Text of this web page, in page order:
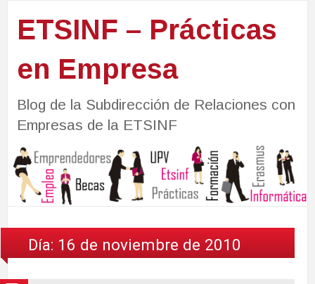
ETSINF – Prácticas
en Empresa
Blog de la Subdirección de Relaciones con
Empresas de la ETSINF
Día: 16 de noviembre de 2010